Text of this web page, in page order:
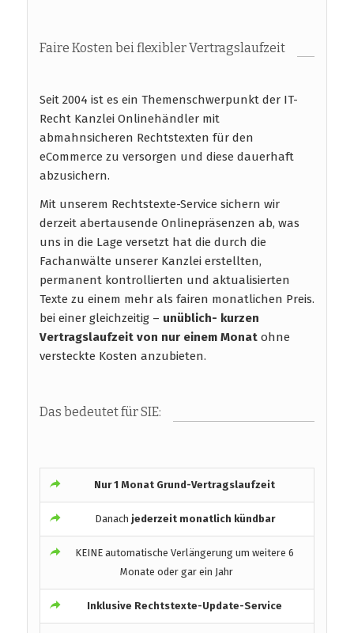
Faire Kosten bei flexibler Vertragslaufzeit
Seit 2004 ist es ein Themenschwerpunkt der IT-
Recht Kanzlei Onlinehändler mit
abmahnsicheren Rechtstexten für den
eCommerce zu versorgen und diese dauerhaft
abzusichern.
Mit unserem Rechtstexte-Service sichern wir
derzeit abertausende Onlinepräsenzen ab, was
uns in die Lage versetzt hat die durch die
Fachanwälte unserer Kanzlei erstellten,
permanent kontrollierten und aktualisierten
Texte zu einem mehr als fairen monatlichen Preis.
bei einer gleichzeitig – unüblich- kurzen
Vertragslaufzeit von nur einem Monat ohne
versteckte Kosten anzubieten.
Das bedeutet für SIE:
Nur 1 Monat Grund-Vertragslaufzeit
Danach jederzeit monatlich kündbar
KEINE automatische Verlängerung um weitere 6
Monate oder gar ein Jahr
Inklusive Rechtstexte-Update-Service